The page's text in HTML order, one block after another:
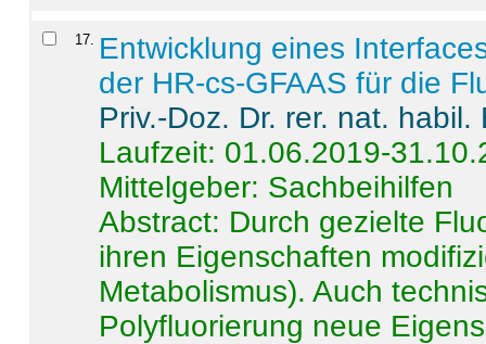
17
Entwicklung eines
der HR-cs-GFAAS für die
Priv.-Doz. Dr. rer. nat.
Laufzeit: 01.06.2019-
Mittelgeber: Sachbeihilfen
Abstract: Durch gezielte
ihren Eigenschaften
Metabolismus). Auch
Polyfluorierung neue